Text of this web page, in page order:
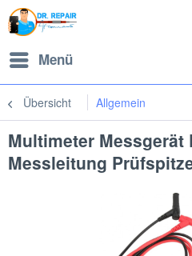
Menü
Übersicht Allgemein
Multimeter Messgerät
Messleitung